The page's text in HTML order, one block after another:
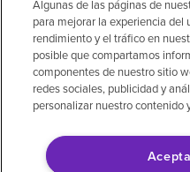
© 2026
Algunas de las páginas de
para mejorar la experiencia del
rendimiento y el tráfico en
posible que compartamos
componentes de nuestro sitio
redes sociales, publicidad y
personalizar nuestro contenido